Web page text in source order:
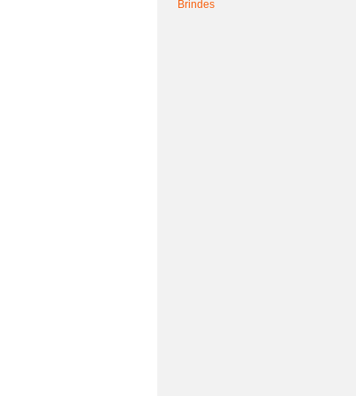
Brindes